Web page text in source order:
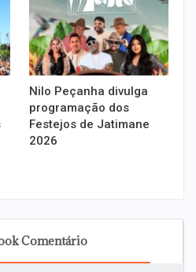
Nilo Peçanha divulga
programação dos
Festejos de Jatimane
2026
Comentário